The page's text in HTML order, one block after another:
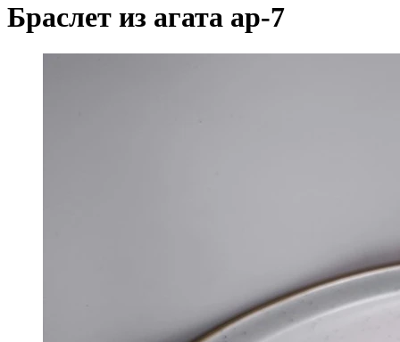
Браслет из агата ар-7